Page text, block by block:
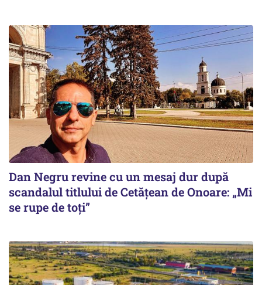
Dan Negru revine cu un mesaj dur după
scandalul titlului de Cetățean de Onoare: „Mi
se rupe de toți”